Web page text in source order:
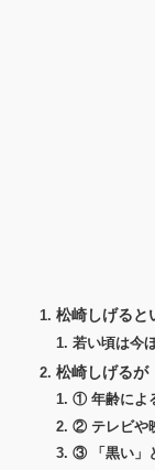
松崎しげると
若い頃は今
松崎しげるが
① 年齢によ
② テレビや
③ 「黒い」